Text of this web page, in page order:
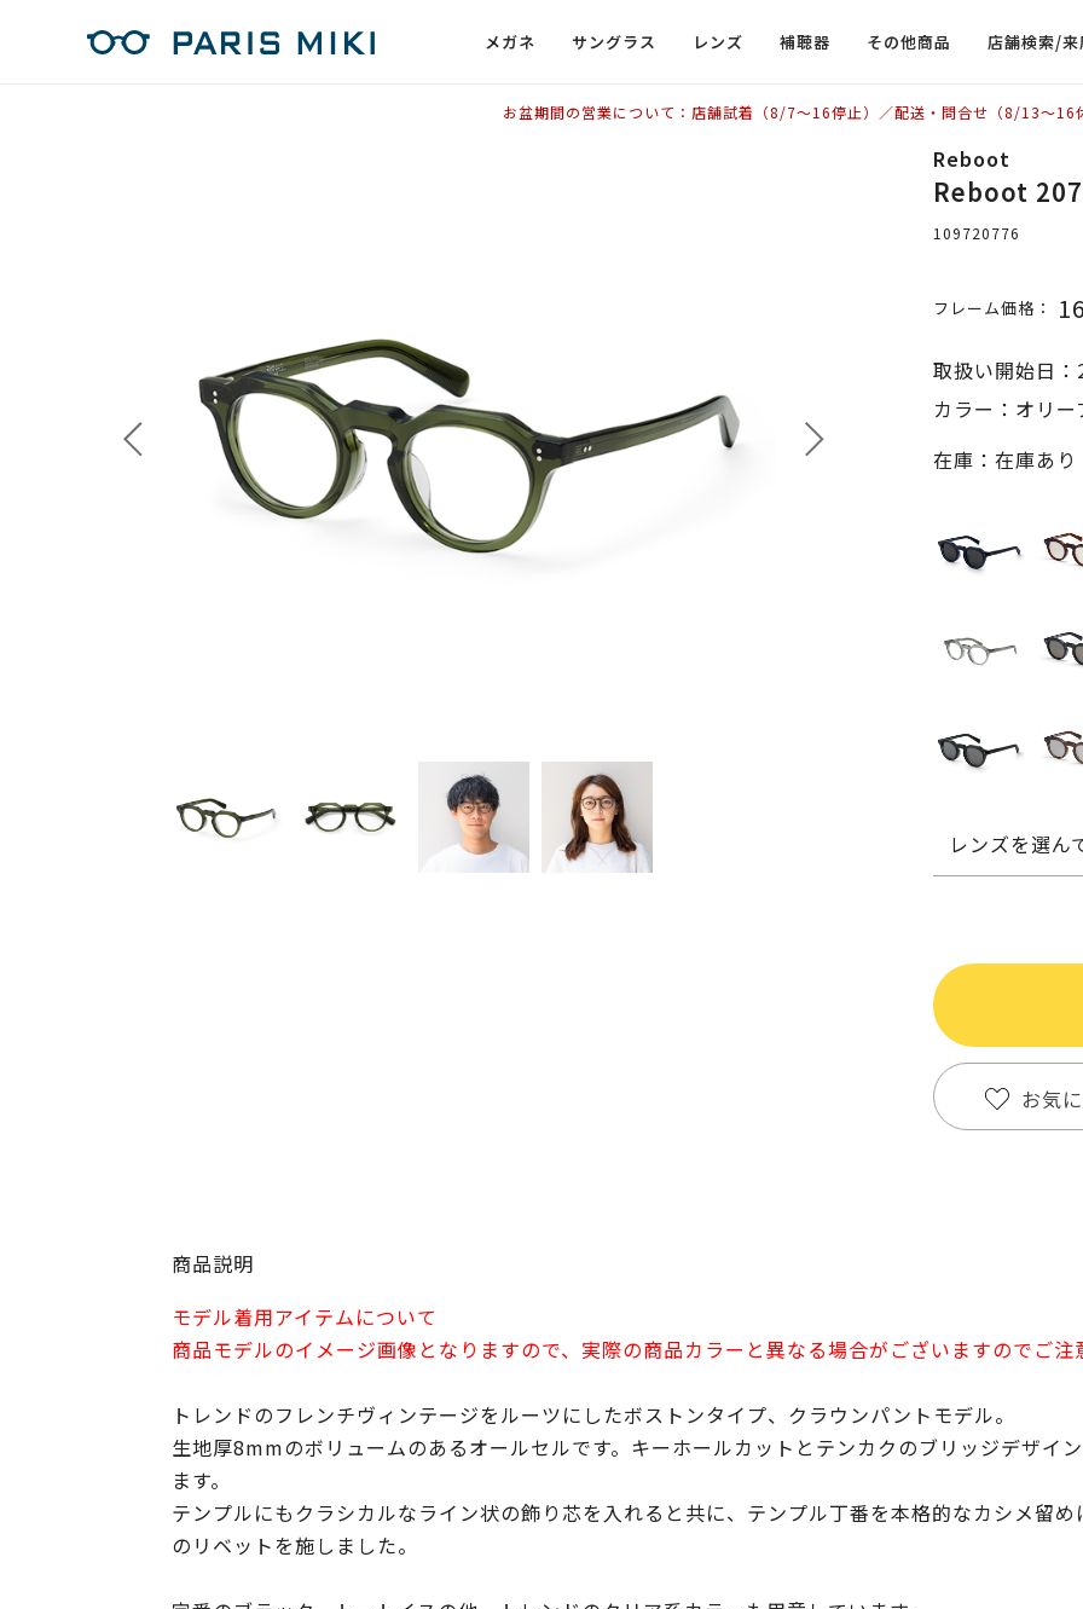
メガネ サングラス レンズ 補聴器 その他商品 店舗検索/
お盆期間の営業について：店舗試着（8/7〜16停止）／配送・問合せ（8/13〜16
Reboot
Reboot
109720776
フレーム価格：
取扱い開始日
カラー：オリー
在庫：在庫あり
レンズを選ん
お気
商品説明
モデル着用アイテムについて
商品モデルのイメージ画像となりますので、実際の商品カラーと異なる場合がございますのでご注
トレンドのフレンチヴィンテージをルーツにしたボストンタイプ、クラウンパントモデル。
生地厚8mmのボリュームのあるオールセルです。キーホールカットとテンカクのブリッジデザイ
ます。
テンプルにもクラシカルなライン状の飾り芯を入れると共に、テンプル丁番を本格的なカシメ留
のリベットを施しました。